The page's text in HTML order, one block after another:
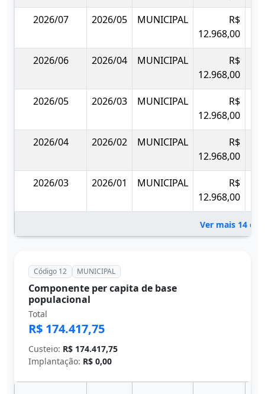
2026/07 2026/05 MUNICIPAL
R$
12.968,00
2026/06 2026/04 MUNICIPAL
R$
12.968,00
2026/05 2026/03 MUNICIPAL
R$
12.968,00
2026/04 2026/02 MUNICIPAL
R$
12.968,00
2026/03 2026/01 MUNICIPAL
R$
12.968,00
Ver mais 14
Código 12 MUNICIPAL
Componente per capita de base
populacional
Total
R$ 174.417,75
Custeio: R$ 174.417,75
Implantação: R$ 0,00